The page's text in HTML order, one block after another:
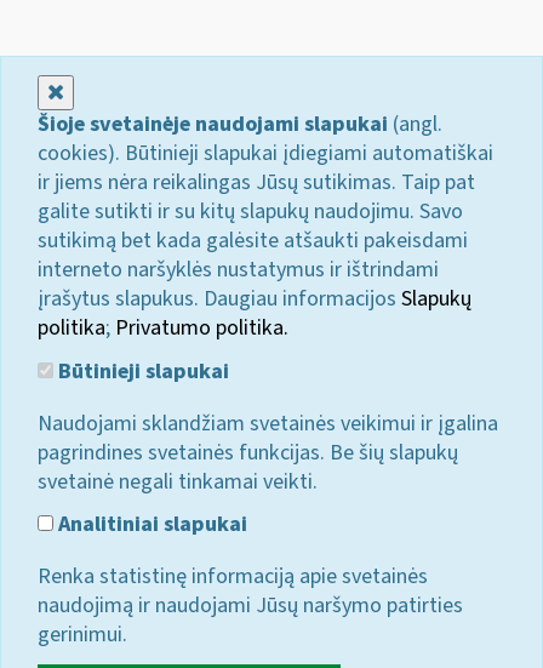
Šioje svetainėje naudojami slapukai (angl.
cookies). Būtinieji slapukai įdiegiami automatiškai
ir jiems nėra reikalingas Jūsų sutikimas. Taip pat
galite sutikti ir su kitų slapukų naudojimu. Savo
sutikimą bet kada galėsite atšaukti pakeisdami
interneto naršyklės nustatymus ir ištrindami
įrašytus slapukus. Daugiau informacijos Slapukų
politika; Privatumo politika.
Būtinieji slapukai
Naudojami sklandžiam svetainės veikimui ir įgalina
pagrindines svetainės funkcijas. Be šių slapukų
svetainė negali tinkamai veikti.
Analitiniai slapukai
Renka statistinę informaciją apie svetainės
naudojimą ir naudojami Jūsų naršymo patirties
gerinimui.